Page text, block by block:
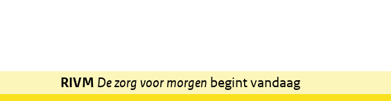
RIVM De zorg voor morgen begint vandaag